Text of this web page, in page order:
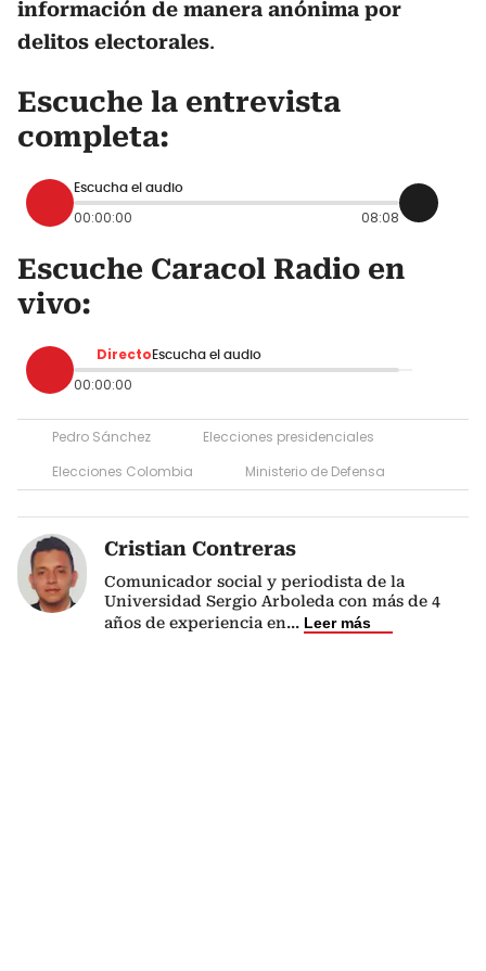
información de manera anónima por
delitos electorales.
Escuche la entrevista
completa:
Escucha el audio
00:00:00 08:08
Escuche Caracol Radio en
vivo:
Directo Escucha el audio
00:00:00
Pedro Sánchez
Elecciones presidenciales
Elecciones Colombia
Ministerio de Defensa
Cristian Contreras
Comunicador social y periodista de la
Universidad Sergio Arboleda con más de 4
años de experiencia en... Leer más